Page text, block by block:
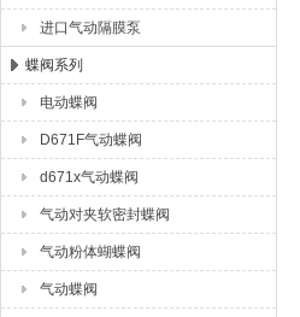
进口气动隔膜泵
蝶阀系列
电动蝶阀
D671F气动蝶阀
d671x气动蝶阀
气动对夹软密封蝶阀
气动粉体蝴蝶阀
气动蝶阀